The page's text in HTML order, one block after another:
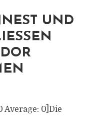
UND
S
G
Average: 0]Die